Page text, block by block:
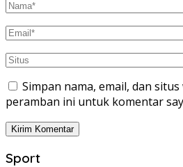
Simpan nama, email, dan situs
peramban ini untuk komentar
Sport